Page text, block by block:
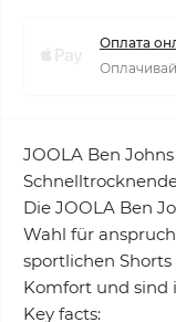
Оплата
JOOLA Ben
Die JOOLA Ben
Wahl für
sportlichen
Komfort und sind
Key facts: